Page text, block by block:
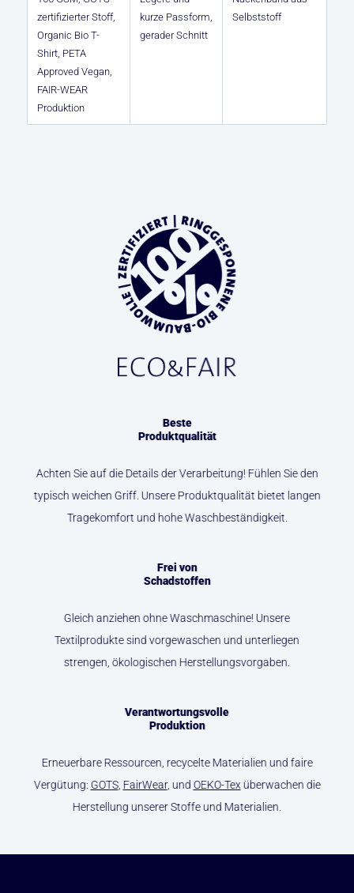
zertifizierter Stoff,
Organic Bio T-
Shirt, PETA
Approved Vegan,
FAIR-WEAR
Produktion
kurze Passform,
gerader Schnitt
Selbststoff
Beste
Produktqualität
Achten Sie auf die Details der Verarbeitung! Fühlen Sie den
typisch weichen Griff. Unsere Produktqualität bietet langen
Tragekomfort und hohe Waschbeständigkeit.
Frei von
Schadstoffen
Gleich anziehen ohne Waschmaschine! Unsere
Textilprodukte sind vorgewaschen und unterliegen
strengen, ökologischen Herstellungsvorgaben.
Verantwortungsvolle
Produktion
Erneuerbare Ressourcen, recycelte Materialien und faire
Vergütung: GOTS, FairWear, und OEKO-Texüberwachen die
Herstellung unserer Stoffe und Materialien.